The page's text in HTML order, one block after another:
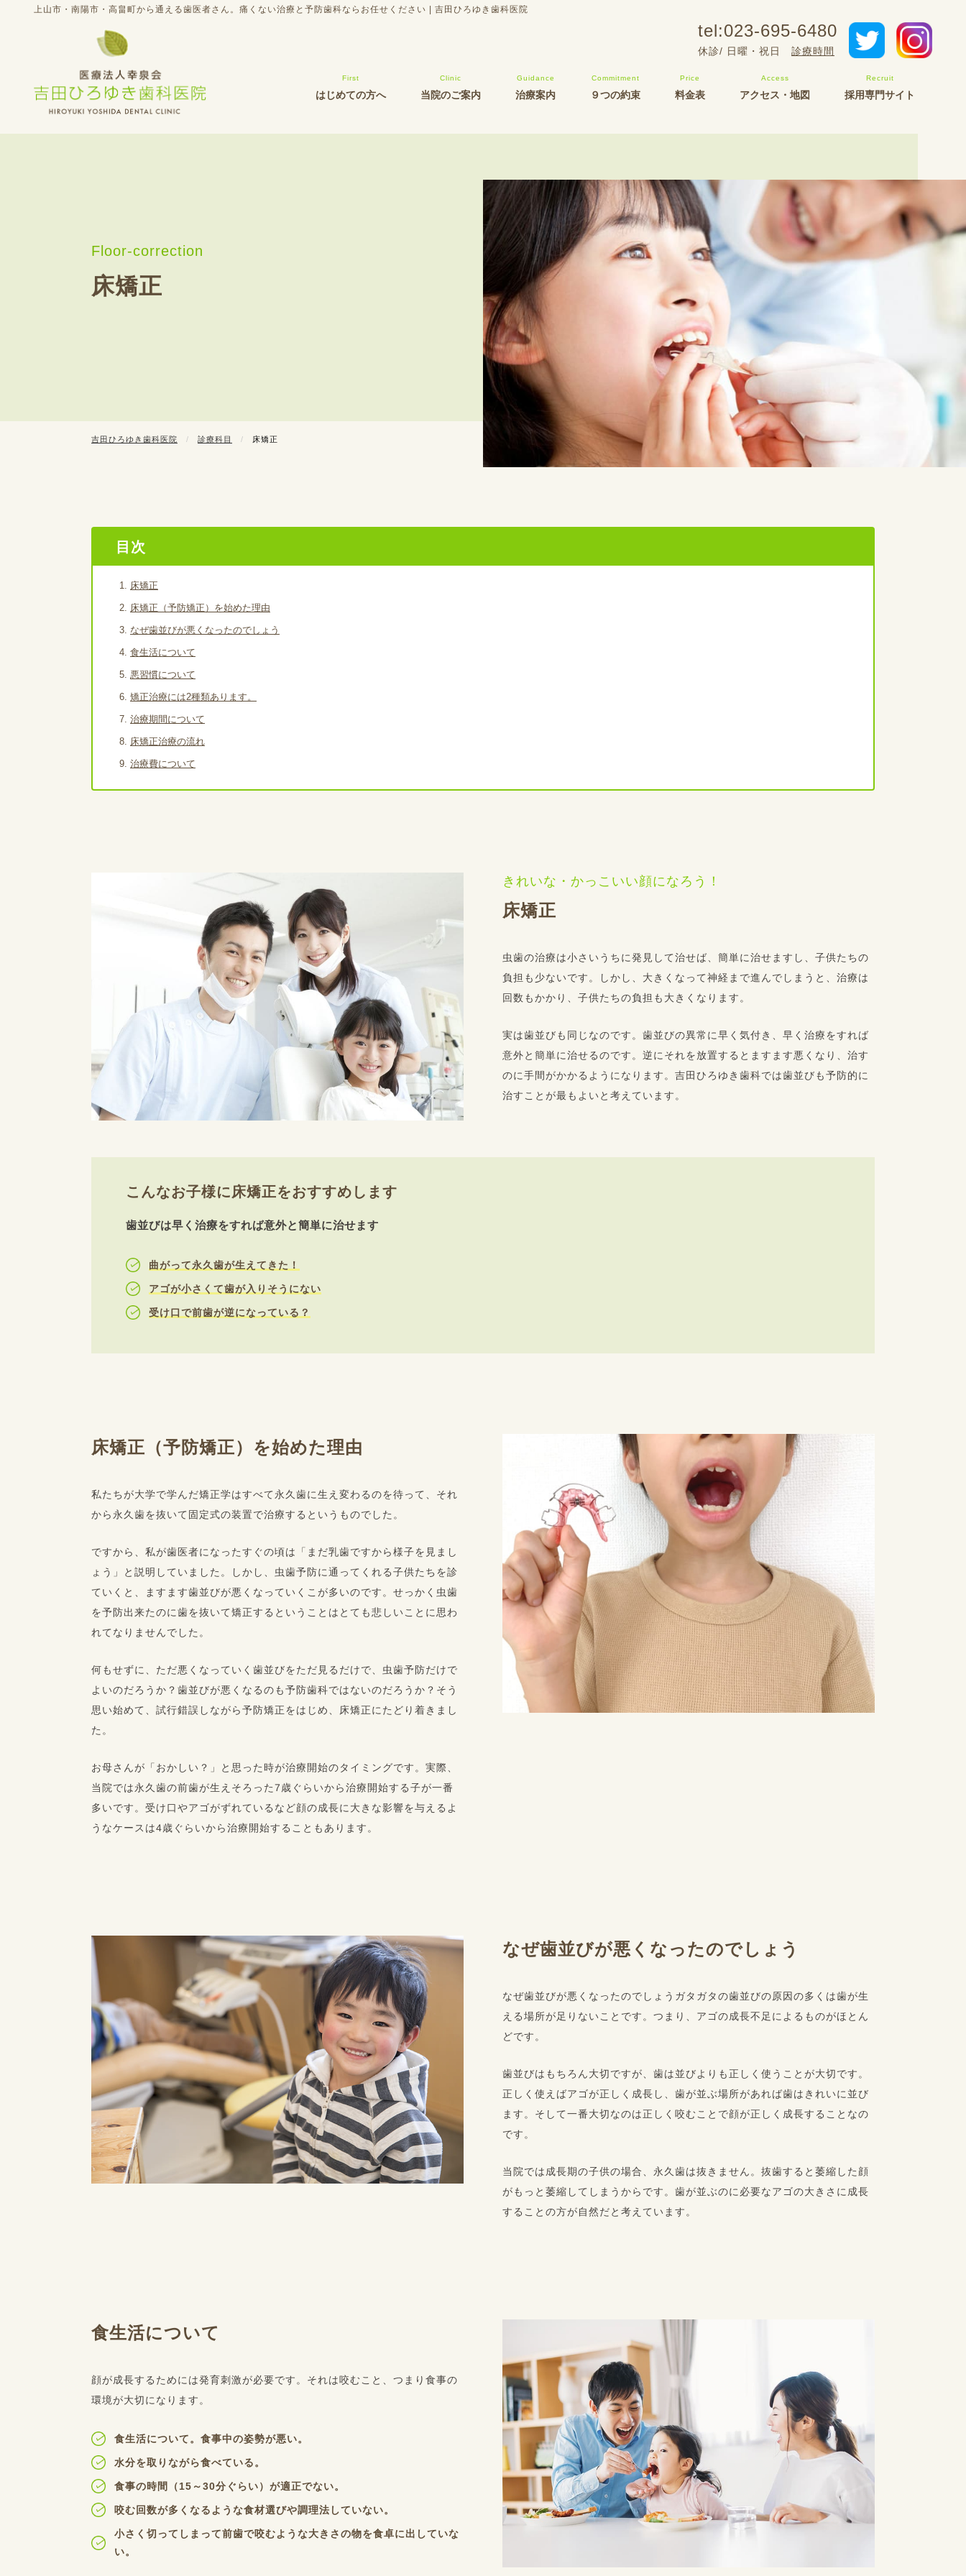
上山市・南陽市・高畠町から通える歯医者さん。痛くない治療と予防歯科ならお任せください | 吉田ひろゆき歯科医院
tel:023-695-6480
休診/ 日曜・祝日 診療時間
はじめての方へ 当院のご案内 治療案内 ９つの約束 料金表 アクセス・地図 採用専門サイト
床矯正
吉田ひろゆき歯科医院 診療科目 床矯正
目次
床矯正
床矯正（予防矯正）を始めた理由
なぜ歯並びが悪くなったのでしょう
食生活について
悪習慣について
矯正治療には2種類あります。
治療期間について
床矯正治療の流れ
治療費について
床矯正
虫歯の治療は小さいうちに発見して治せば、簡単に治せますし、子供たちの
負担も少ないです。しかし、大きくなって神経まで進んでしまうと、治療は
回数もかかり、子供たちの負担も大きくなります。
実は歯並びも同じなのです。歯並びの異常に早く気付き、早く治療をすれば
意外と簡単に治せるのです。逆にそれを放置するとますます悪くなり、治す
のに手間がかかるようになります。吉田ひろゆき歯科では歯並びも予防的に
治すことが最もよいと考えています。
こんなお子様に床矯正をおすすめします
歯並びは早く治療をすれば意外と簡単に治せます
曲がって永久歯が生えてきた！
アゴが小さくて歯が入りそうにない
受け口で前歯が逆になっている？
床矯正（予防矯正）を始めた理由
私たちが大学で学んだ矯正学はすべて永久歯に生え変わるのを待って、それ
から永久歯を抜いて固定式の装置で治療するというものでした。
ですから、私が歯医者になったすぐの頃は「まだ乳歯ですから様子を見まし
ょう」と説明していました。しかし、虫歯予防に通ってくれる子供たちを診
ていくと、ますます歯並びが悪くなっていくこが多いのです。せっかく虫歯
を予防出来たのに歯を抜いて矯正するということはとても悲しいことに思わ
れてなりませんでした。
何もせずに、ただ悪くなっていく歯並びをただ見るだけで、虫歯予防だけで
よいのだろうか？歯並びが悪くなるのも予防歯科ではないのだろうか？そう
思い始めて、試行錯誤しながら予防矯正をはじめ、床矯正にたどり着きまし
た。
お母さんが「おかしい？」と思った時が治療開始のタイミングです。実際、
当院では永久歯の前歯が生えそろった7歳ぐらいから治療開始する子が一番
多いです。受け口やアゴがずれているなど顔の成長に大きな影響を与えるよ
うなケースは4歳ぐらいから治療開始することもあります。
なぜ歯並びが悪くなったのでしょう
なぜ歯並びが悪くなったのでしょうガタガタの歯並びの原因の多くは歯が生
える場所が足りないことです。つまり、アゴの成長不足によるものがほとん
どです。
歯並びはもちろん大切ですが、歯は並びよりも正しく使うことが大切です。
正しく使えばアゴが正しく成長し、歯が並ぶ場所があれば歯はきれいに並び
ます。そして一番大切なのは正しく咬むことで顔が正しく成長することなの
です。
当院では成長期の子供の場合、永久歯は抜きません。抜歯すると萎縮した顔
がもっと萎縮してしまうからです。歯が並ぶのに必要なアゴの大きさに成長
することの方が自然だと考えています。
食生活について
顔が成長するためには発育刺激が必要です。それは咬むこと、つまり食事の
環境が大切になります。
食生活について。食事中の姿勢が悪い。
水分を取りながら食べている。
食事の時間（15～30分ぐらい）が適正でない。
咬む回数が多くなるような食材選びや調理法していない。
小さく切ってしまって前歯で咬むような大きさの物を食卓に出していな
い。